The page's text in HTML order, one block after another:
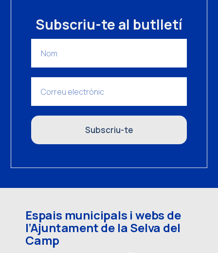
Subscriu-te al butlletí
Subscriu-te
Espais municipals i webs de
l’Ajuntament de la Selva del
Camp